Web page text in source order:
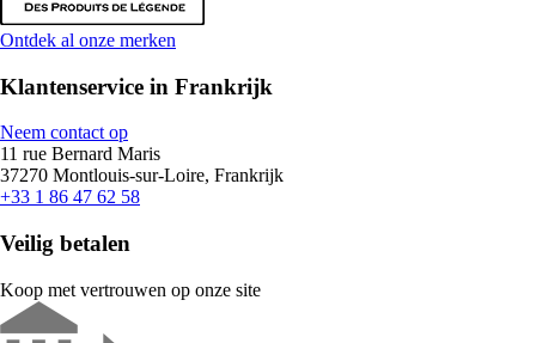
Ontdek al onze merken
Klantenservice in Frankrijk
Neem contact op
11 rue Bernard Maris
37270 Montlouis-sur-Loire, Frankrijk
+33 1 86 47 62 58
Veilig betalen
Koop met vertrouwen op onze site